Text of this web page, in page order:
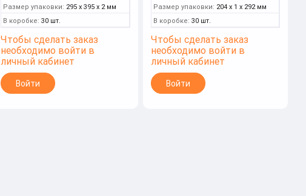
Размер упаковки: 295 x 395 x 2 мм
В коробке: 30 шт.
Чтобы сделать заказ
необходимо войти в
личный кабинет
Войти
Размер упаковки: 204 x 1 x 292 мм
В коробке: 30 шт.
Чтобы сделать заказ
необходимо войти в
личный кабинет
Войти